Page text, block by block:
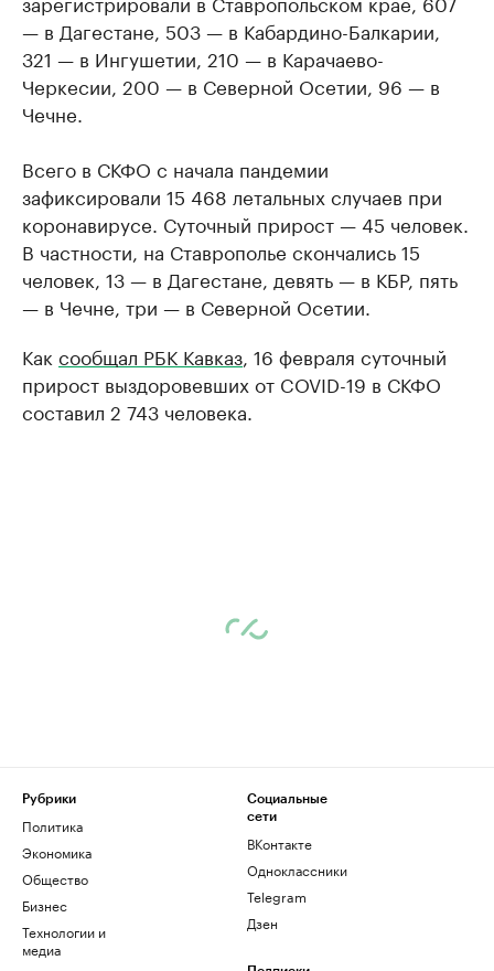
— в Дагестане, 503 — в Кабардино-Балкарии,
321 — в Ингушетии, 210 — в Карачаево-
Черкесии, 200 — в Северной Осетии, 96 — в
Чечне.
Всего в СКФО с начала пандемии
зафиксировали 15 468 летальных случаев при
коронавирусе. Суточный прирост — 45 человек.
В частности, на Ставрополье скончались 15
человек, 13 — в Дагестане, девять — в КБР, пять
— в Чечне, три — в Северной Осетии.
Как сообщал РБК Кавказ, 16 февраля суточный
прирост выздоровевших от COVID-19 в СКФО
составил 2 743 человека.
Рубрики
Политика
Экономика
Общество
Бизнес
Технологии и
медиа
Социальные
сети
ВКонтакте
Одноклассники
Telegram
Дзен